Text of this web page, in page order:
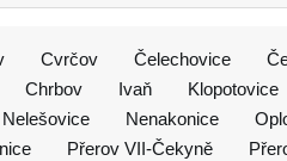
Cvrčov Čelechovice
Chrbov Ivaň Klopotovice
Nelešovice Nenakonice
Přerov VII-Čekyně